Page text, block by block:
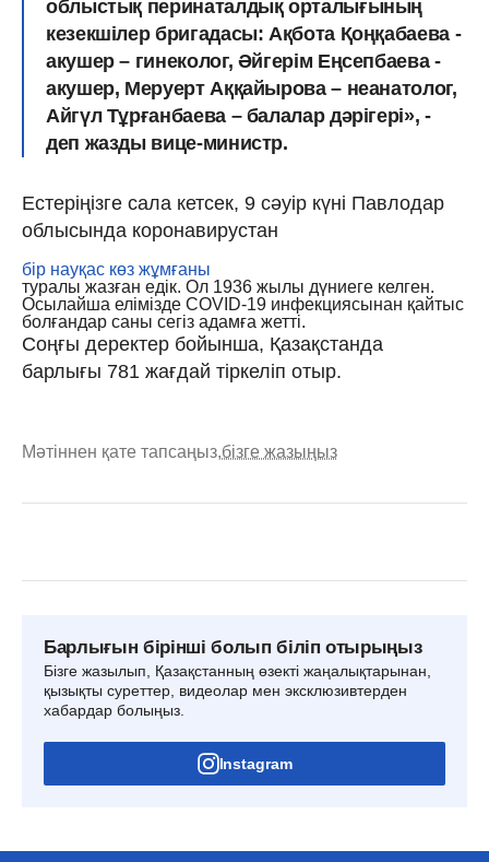
облыстық перинаталдық орталығының
кезекшілер бригадасы: Ақбота Қоңқабаева -
акушер – гинеколог, Әйгерім Еңсепбаева -
акушер, Меруерт Аққайырова – неанатолог,
Айгүл Тұрғанбаева – балалар дәрігері», -
деп жазды вице-министр.
Естеріңізге сала кетсек, 9 сәуір күні Павлодар
облысында коронавирустан
бір науқас көз жұмғаны
туралы жазған едік. Ол 1936 жылы дүниеге келген.
Осылайша елімізде COVID-19 инфекциясынан қайтыс
болғандар саны сегіз адамға жетті.
Соңғы деректер бойынша, Қазақстанда
барлығы 781 жағдай тіркеліп отыр.
Мәтіннен қате тапсаңыз,бізге жазыңыз
Барлығын бірінші болып біліп отырыңыз
Бізге жазылып, Қазақстанның өзекті жаңалықтарынан,
қызықты суреттер, видеолар мен эксклюзивтерден
хабардар болыңыз.
Instagram